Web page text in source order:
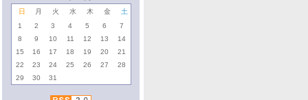
日 月 火 水 木 金
土
1
2 3 4 5 6
7
8
9 10 11 12 13
14
15
16 17 18 19 20
21
22
23 24 25 26 27
28
29
30 31